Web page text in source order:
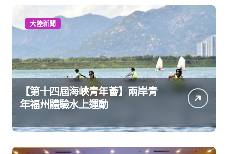
大陸新聞
【第十四屆海峽青年薈】兩岸青
年福州體驗水上運動